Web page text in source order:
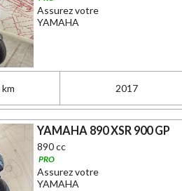
Assurez votre
YAMAHA
2017
YAMAHA 890 XSR 900 GP
890 cc
PRO
Assurez votre
YAMAHA